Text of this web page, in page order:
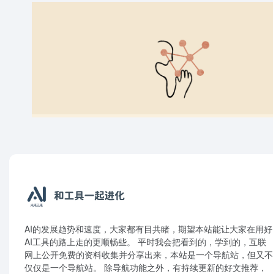
AI的发展趋势和速度，大家都有目共睹，期望本站能让大家在用好
AI工具的路上走的更顺畅些。 平时我会把看到的，学到的，互联
网上公开免费的资料收集并分享出来，本站是一个导航站，但又不
仅仅是一个导航站。 除导航功能之外，有持续更新的好文推荐，